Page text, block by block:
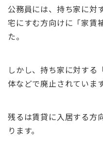
公務員には、持ち家に対
宅にすむ方向けに「家賃
た。
しかし、持ち家に対する
体などで廃止されています
残るは賃貸に入居する方
ります。